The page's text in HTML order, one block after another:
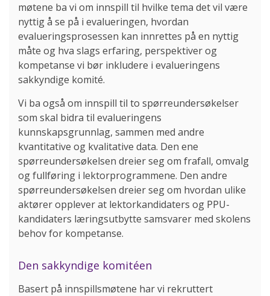
møtene ba vi om innspill til hvilke tema det vil være
nyttig å se på i evalueringen, hvordan
evalueringsprosessen kan innrettes på en nyttig
måte og hva slags erfaring, perspektiver og
kompetanse vi bør inkludere i evalueringens
sakkyndige komité.
Vi ba også om innspill til to spørreundersøkelser
som skal bidra til evalueringens
kunnskapsgrunnlag, sammen med andre
kvantitative og kvalitative data. Den ene
spørreundersøkelsen dreier seg om frafall, omvalg
og fullføring i lektorprogrammene. Den andre
spørreundersøkelsen dreier seg om hvordan ulike
aktører opplever at lektorkandidaters og PPU-
kandidaters læringsutbytte samsvarer med skolens
behov for kompetanse.
Den sakkyndige komitéen
Basert på innspillsmøtene har vi rekruttert